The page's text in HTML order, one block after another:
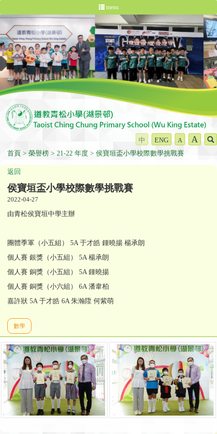
menu
中 ENG A A
首頁 榮譽榜 21-22 年度 侯寶垣盃小學校際數學挑戰賽
返回
侯寶垣盃小學校際數學挑戰賽
2022-04-27
由青松侯寶垣中學主辦
團體季軍（小五組） 5A 于才皓 鍾曉揚 楊承朗
個人賽 銀獎（小五組） 5A 楊承朗
個人賽 銅獎（小五組） 5A 鍾曉揚
個人賽 銅獎（小六組） 6A 潘韋柏
嘉許狀 5A 于才皓 6A 朱瀚陞 何紫萌
數學